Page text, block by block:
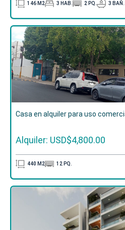
Contra Entrega50%
¡Contáctanos! y agenda una
paraconocer más sobre
146 M2 3 HAB. 2 PQ. 3 BAÑ.
Casa en alquiler para uso
Alquiler: USD$4,800.00
440 M2 12 PQ.